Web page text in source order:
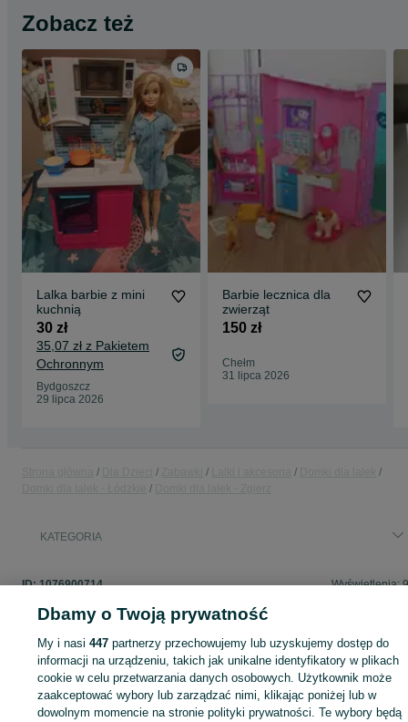
Zobacz też
Lalka barbie z mini
kuchnią
30 zł
35,07 zł z Pakietem
Ochronnym
Bydgoszcz
29 lipca 2026
Barbie lecznica dla
zwierząt
150 zł
Chełm
31 lipca 2026
KATEGORIA
ID:1076900714 Wyświetlenia:
Zaloguj się lub załóż konto na OLX, aby skontaktować się z
sprzedającym
Dbamy o Twoją prywatność
My i nasi447 partnerzy przechowujemy lub uzyskujemy dostęp do
informacji na urządzeniu, takich jak unikalne identyfikatory w plikach
cookie w celu przetwarzania danych osobowych. Użytkownik może
zaakceptować wybory lub zarządzać nimi, klikając poniżej lub w
dowolnym momencie na stronie polityki prywatności. Te wybory będą